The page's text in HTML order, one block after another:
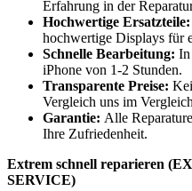
Erfahrung in der
Hochwertige Ersatzteile:
hochwertige Displays für
Schnelle Bearbeitung: In
iPhone von 1-2 Stunden.
Transparente Preise:
Vergleich uns im
Garantie: Alle
Ihre Zufriedenheit.
Extrem schnell reparieren
SERVICE)